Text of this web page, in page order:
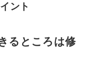
ント
るところは修